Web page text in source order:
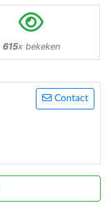
615x bekeken
Contact